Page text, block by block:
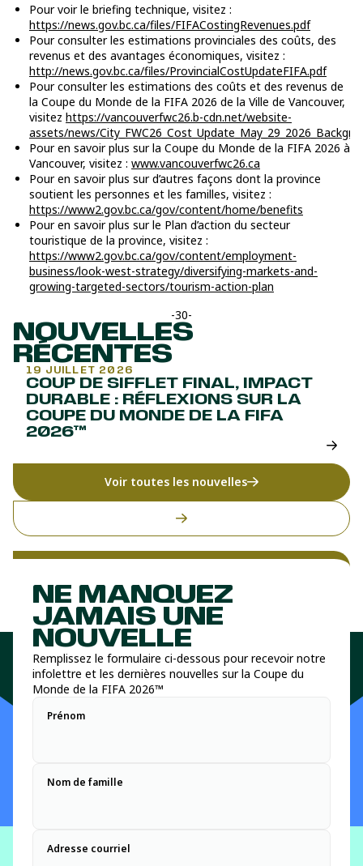
Pour voir le briefing technique, visitez :
https://news.gov.bc.ca/files/FIFACostingRevenues.pdf
Pour consulter les estimations provinciales des coûts, des
revenus et des avantages économiques, visitez :
http://news.gov.bc.ca/files/ProvincialCostUpdateFIFA.pdf
Pour consulter les estimations des coûts et des revenus de
la Coupe du Monde de la FIFA 2026 de la Ville de Vancouver,
visitez https://vancouverfwc26.b-cdn.net/website-
assets/news/
Pour en savoir plus sur la Coupe du Monde de la FIFA 2026 à
Vancouver, visitez : www.vancouverfwc26.ca
Pour en savoir plus sur d’autres façons dont la province
soutient les personnes et les familles, visitez :
https://www2.gov.bc.ca/gov/content/home/benefits
Pour en savoir plus sur le Plan d’action du secteur
touristique de la province, visitez :
https://www2.gov.bc.ca/gov/content/employment-
business/look-west-strategy/diversifying-markets-and-
growing-targeted-sectors/tourism-action-plan
-30-
NOUVELLES
RÉCENTES
19 JUILLET 2026
COUP DE SIFFLET FINAL, IMPACT
DURABLE : RÉFLEXIONS SUR LA
COUPE DU MONDE DE LA FIFA
2026™
Voir toutes les nouvelles
NE MANQUEZ
JAMAIS UNE
NOUVELLE
Remplissez le formulaire ci-dessous pour recevoir notre
infolettre et les dernières nouvelles sur la Coupe du
Monde de la FIFA 2026™
Prénom
Nom de famille
Adresse courriel